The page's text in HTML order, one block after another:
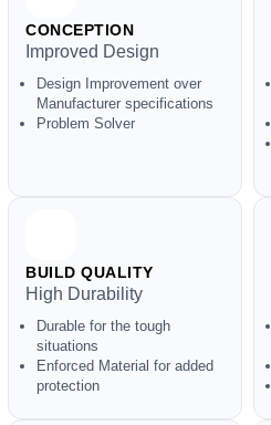
CONCEPTION
Improved Design
Design Improvement over
Manufacturer specifications
Problem Solver
BUILD QUALITY
High Durability
Durable for the tough
situations
Enforced Material for added
protection